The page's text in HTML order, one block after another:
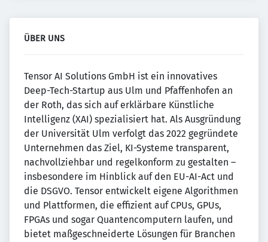
ÜBER UNS
Tensor AI Solutions GmbH ist ein innovatives
Deep-Tech-Startup aus Ulm und Pfaffenhofen an
der Roth, das sich auf erklärbare Künstliche
Intelligenz (XAI) spezialisiert hat. Als Ausgründung
der Universität Ulm verfolgt das 2022 gegründete
Unternehmen das Ziel, KI-Systeme transparent,
nachvollziehbar und regelkonform zu gestalten –
insbesondere im Hinblick auf den EU-AI-Act und
die DSGVO. Tensor entwickelt eigene Algorithmen
und Plattformen, die effizient auf CPUs, GPUs,
FPGAs und sogar Quantencomputern laufen, und
bietet maßgeschneiderte Lösungen für Branchen